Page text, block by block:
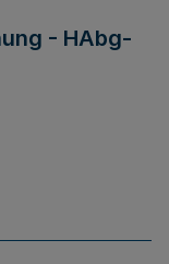
- HAbg-